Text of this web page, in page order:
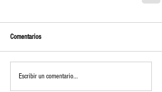
Comentarios
Escribir un comentario...